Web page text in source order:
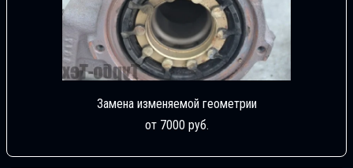
Замена изменяемой геометрии
от 7000 руб.